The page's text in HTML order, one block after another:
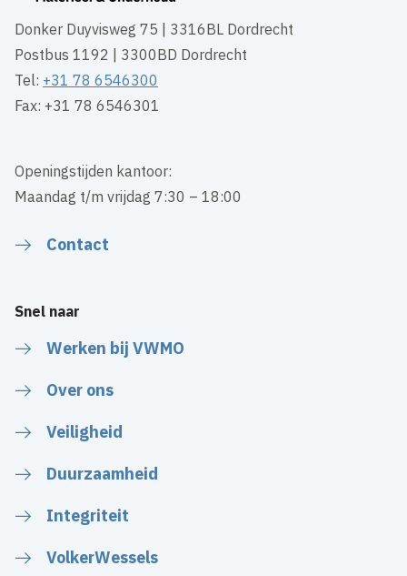
Donker Duyvisweg 75 | 3316BL Dordrecht
Postbus 1192 | 3300BD Dordrecht
Tel: +31 78 6546300
Fax: +31 78 6546301
Openingstijden kantoor:
Maandag t/m vrijdag 7:30 – 18:00
Contact
Snel naar
Werken bij VWMO
Over ons
Veiligheid
Duurzaamheid
Integriteit
VolkerWessels